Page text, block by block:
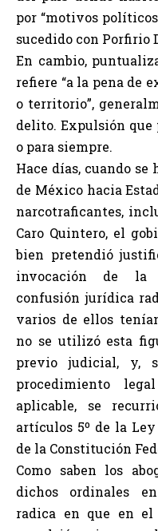
por “motivos
sucedido con Porfirio
En cambio,
refiere “a la pena de
o territorio”,
delito. Expulsión que
o para siempre.
Hace días, cuando
de México hacia
narcotraficantes,
Caro Quintero, el
bien pretendió
invocación de la
confusión jurídica
varios de ellos
no se utilizó esta
previo judicial, y,
procedimiento
aplicable, se
artículos 5º de la
de la Constitución
Como saben los
dichos ordinales
radica en que en